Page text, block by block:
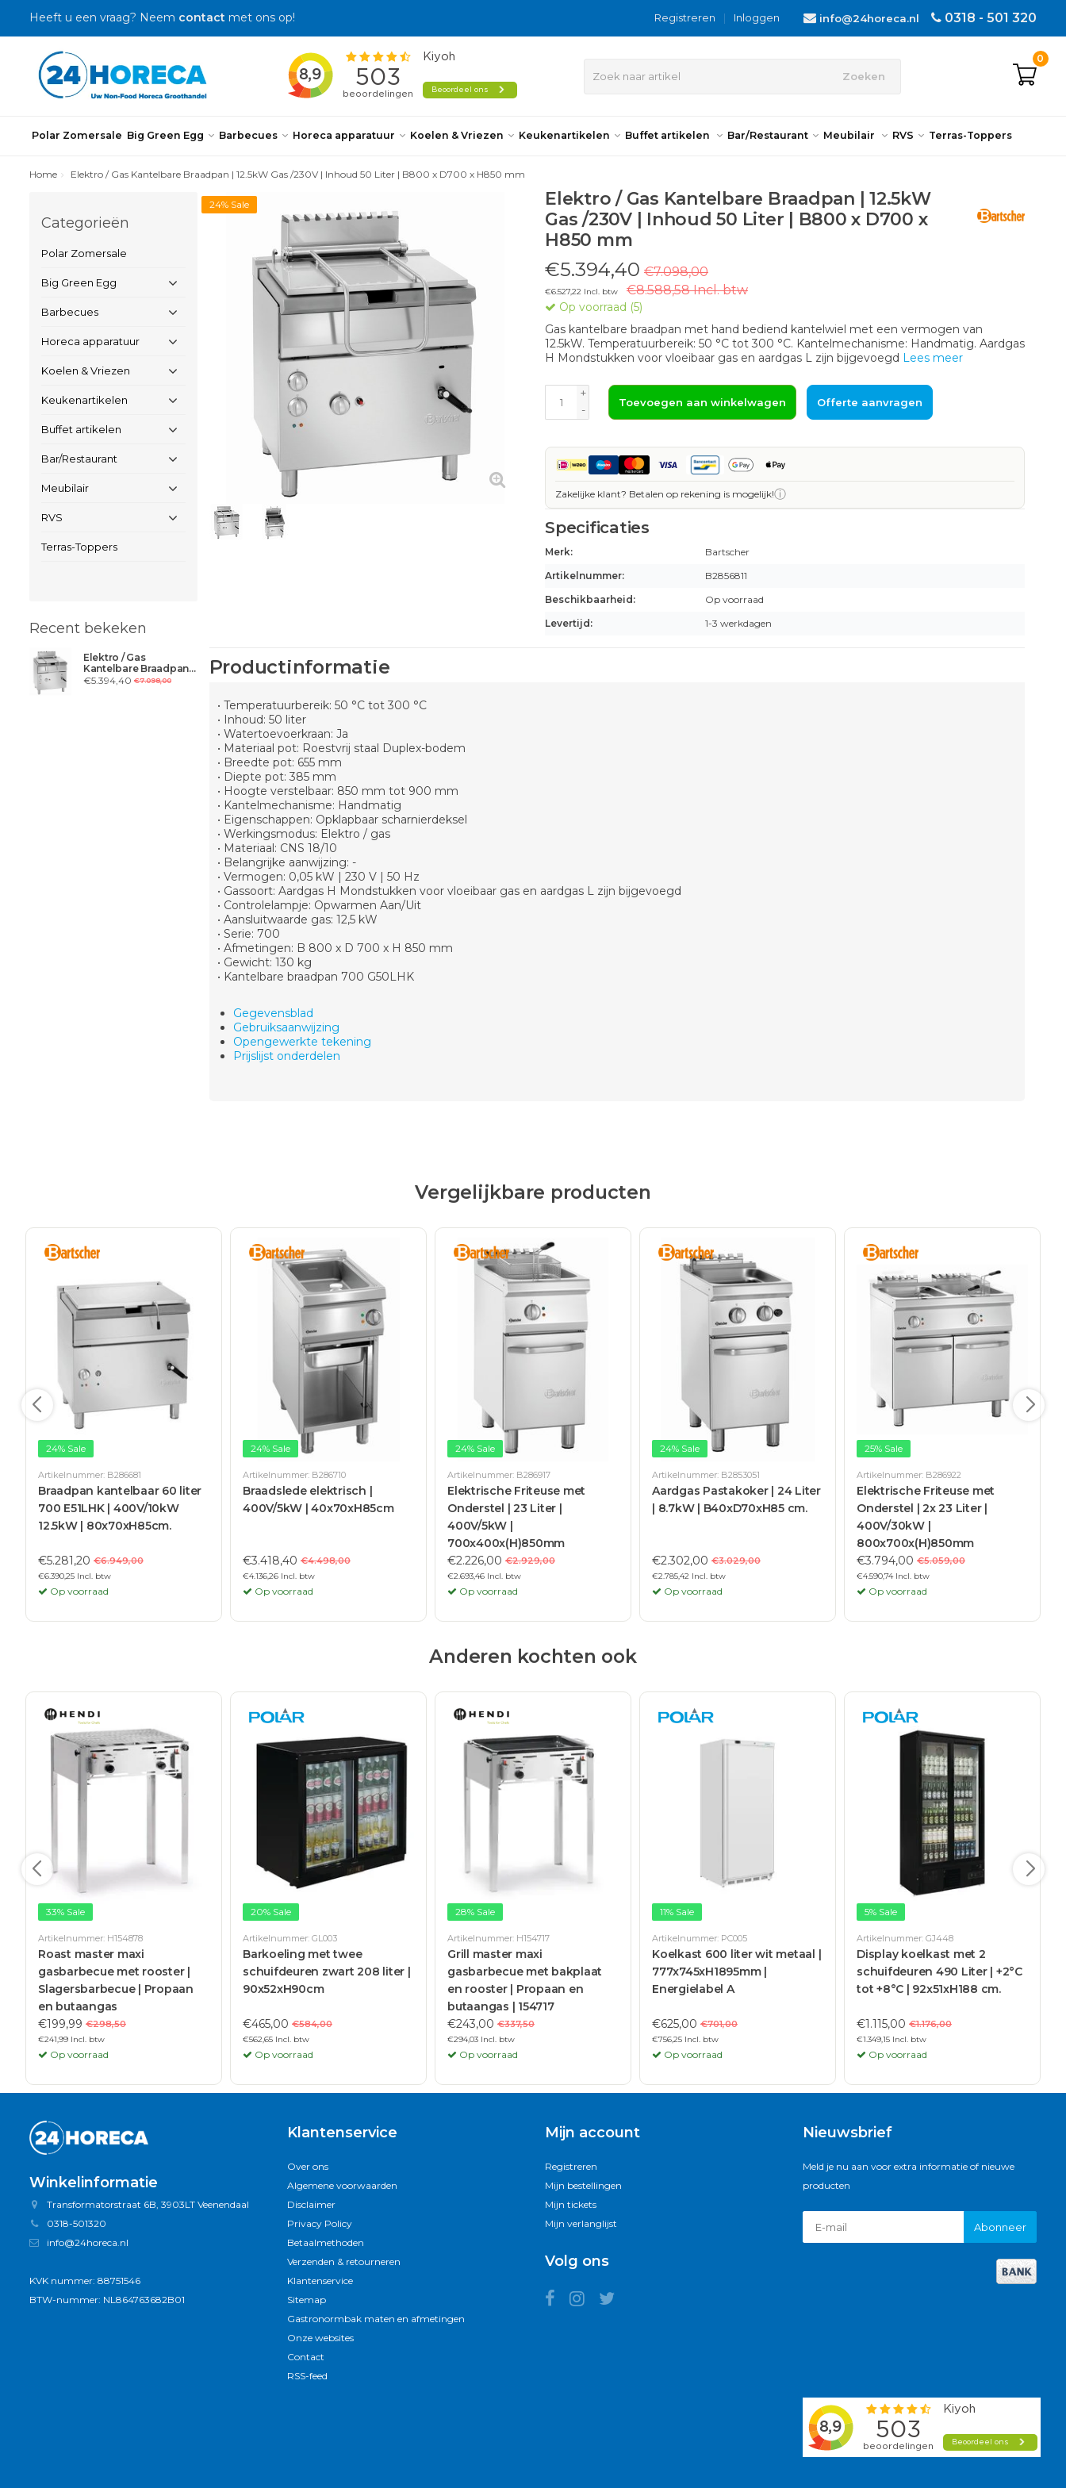
Heeft u een vraag? Neem contact met ons op! 0318 - 501 320
info@24horeca.nl
Inloggen
|
Registreren
Zoeken
0
Polar Zomersale Big Green Egg Barbecues Horeca apparatuur Koelen & Vriezen Keukenartikelen Buffet artikelen Bar/Restaurant Meubilair RVS Terras-Toppers
Home Elektro / Gas Kantelbare Braadpan | 12.5kW Gas /230V | Inhoud 50 Liter | B800 x D700 x H850 mm
Categorieën
Polar Zomersale
Big Green Egg
Barbecues
Horeca apparatuur
Koelen & Vriezen
Keukenartikelen
Buffet artikelen
Bar/Restaurant
Meubilair
RVS
Terras-Toppers
Recent bekeken
Elektro / Gas
Kantelbare Braadpan |
12.5kW Gas /230V |
€5.394,40 €7.098,00
24% Sale
Elektro / Gas Kantelbare Braadpan | 12.5kW
Gas /230V | Inhoud 50 Liter | B800 x D700 x
H850 mm
€5.394,40 €7.098,00
€6.527,22 Incl. btw €8.588,58 Incl. btw
Op voorraad (5)
Gas kantelbare braadpan met hand bediend kantelwiel met een vermogen van
12.5kW. Temperatuurbereik: 50 °C tot 300 °C. Kantelmechanisme: Handmatig. Aardgas
H Mondstukken voor vloeibaar gas en aardgas L zijn bijgevoegd Lees meer
+
-
Toevoegen aan winkelwagen Offerte aanvragen
Zakelijke klant? Betalen op rekening is mogelijk!ⓘ
Specificaties
Merk:
Bartscher
Artikelnummer:
B2856811
Beschikbaarheid:
Op voorraad
Levertijd:
1-3 werkdagen
Productinformatie
• Temperatuurbereik: 50 °C tot 300 °C
• Inhoud: 50 liter
• Watertoevoerkraan: Ja
• Materiaal pot: Roestvrij staal Duplex-bodem
• Breedte pot: 655 mm
• Diepte pot: 385 mm
• Hoogte verstelbaar: 850 mm tot 900 mm
• Kantelmechanisme: Handmatig
• Eigenschappen: Opklapbaar scharnierdeksel
• Werkingsmodus: Elektro / gas
• Materiaal: CNS 18/10
• Belangrijke aanwijzing: -
• Vermogen: 0,05 kW | 230 V | 50 Hz
• Gassoort: Aardgas H Mondstukken voor vloeibaar gas en aardgas L zijn bijgevoegd
• Controlelampje: Opwarmen Aan/Uit
• Aansluitwaarde gas: 12,5 kW
• Serie: 700
• Afmetingen: B 800 x D 700 x H 850 mm
• Gewicht: 130 kg
• Kantelbare braadpan 700 G50LHK
Gegevensblad
Gebruiksaanwijzing
Opengewerkte tekening
Prijslijst onderdelen
Vergelijkbare producten
24% Sale
Artikelnummer: B286681
Braadpan kantelbaar 60 liter
700 E51LHK | 400V/10kW
12.5kW | 80x70xH85cm.
€5.281,20 €6.949,00
€6.390,25 Incl. btw
Op voorraad
24% Sale
Artikelnummer: B286710
Braadslede elektrisch |
400V/5kW | 40x70xH85cm
€3.418,40 €4.498,00
€4.136,26 Incl. btw
Op voorraad
24% Sale
Artikelnummer: B286917
Elektrische Friteuse met
Onderstel | 23 Liter |
400V/5kW |
700x400x(H)850mm
€2.226,00 €2.929,00
€2.693,46 Incl. btw
Op voorraad
24% Sale
Artikelnummer: B2853051
Aardgas Pastakoker | 24 Liter
| 8.7kW | B40xD70xH85 cm.
€2.302,00 €3.029,00
€2.785,42 Incl. btw
Op voorraad
25% Sale
Artikelnummer: B286922
Elektrische Friteuse met
Onderstel | 2x 23 Liter |
400V/30kW |
800x700x(H)850mm
€3.794,00 €5.059,00
€4.590,74 Incl. btw
Op voorraad
Anderen kochten ook
33% Sale
Artikelnummer: H154878
Roast master maxi
gasbarbecue met rooster |
Slagersbarbecue | Propaan
en butaangas
€199,99 €298,50
€241,99 Incl. btw
Op voorraad
20% Sale
Artikelnummer: GL003
Barkoeling met twee
schuifdeuren zwart 208 liter |
90x52xH90cm
€465,00 €584,00
€562,65 Incl. btw
Op voorraad
28% Sale
Artikelnummer: H154717
Grill master maxi
gasbarbecue met bakplaat
en rooster | Propaan en
butaangas | 154717
€243,00 €337,50
€294,03 Incl. btw
Op voorraad
11% Sale
Artikelnummer: PC005
Koelkast 600 liter wit metaal |
777x745xH1895mm |
Energielabel A
€625,00 €701,00
€756,25 Incl. btw
Op voorraad
5% Sale
Artikelnummer: GJ448
Display koelkast met 2
schuifdeuren 490 Liter | +2°C
tot +8°C | 92x51xH188 cm.
€1.115,00 €1.176,00
€1.349,15 Incl. btw
Op voorraad
Winkelinformatie
Transformatorstraat 6B, 3903LT Veenendaal
0318-501320
info@24horeca.nl
KVK nummer: 88751546
BTW-nummer: NL864763682B01
Klantenservice
Over ons
Algemene voorwaarden
Disclaimer
Privacy Policy
Betaalmethoden
Verzenden & retourneren
Klantenservice
Sitemap
Gastronormbak maten en afmetingen
Onze websites
Contact
RSS-feed
Mijn account
Registreren
Mijn bestellingen
Mijn tickets
Mijn verlanglijst
Volg ons
Nieuwsbrief
Meld je nu aan voor extra informatie of nieuwe
producten
Abonneer